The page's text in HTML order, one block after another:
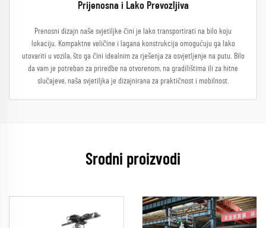
Prijenosna i Lako Prevozljiva
Prenosni dizajn naše svjetiljke čini je lako transportirati na bilo koju
lokaciju. Kompaktne veličine i lagana konstrukcija omogućuju ga lako
utovariti u vozila, što ga čini idealnim za rješenja za osvjetljenje na putu. Bilo
da vam je potreban za priredbe na otvorenom, na gradilištima ili za hitne
slučajeve, naša svjetiljka je dizajnirana za praktičnost i mobilnost.
Srodni proizvodi